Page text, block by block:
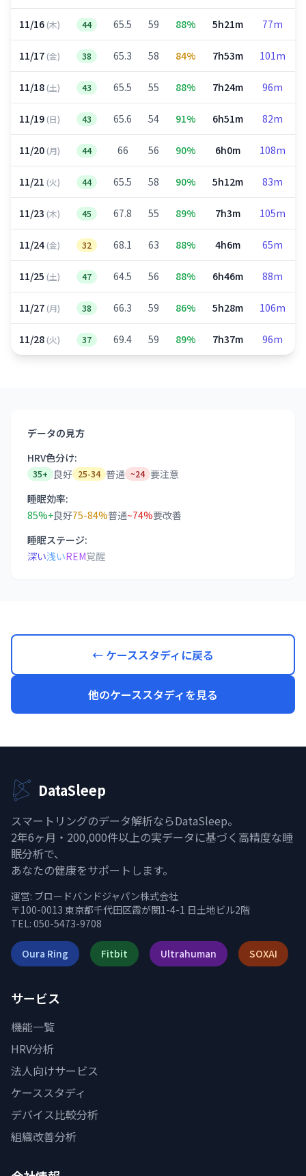
11/16(木) 44 65.5 59 88% 5h21m 77m
11/17(金) 38 65.3 58 84% 7h53m 101m
11/18(土) 43 65.5 55 88% 7h24m 96m
11/19(日) 43 65.6 54 91% 6h51m 82m
11/20(月) 44 66 56 90% 6h0m 108m
11/21 (火) 44 65.5 58 90% 5h12m 83m
11/23 (木) 45 67.8 55 89% 7h3m 105m
11/24(金) 32 68.1 63 88% 4h6m 65m
11/25 (土) 47 64.5 56 88% 6h46m 88m
11/27(月) 38 66.3 59 86% 5h28m 106m
11/28(火) 37 69.4 59 89% 7h37m 96m
データの見方
HRV色分け:
35+ 良好 25-34 普通 ~24 要注意
睡眠効率:
85%+良好75-84%普通~74%要改善
睡眠ステージ:
深い浅いREM覚醒
← ケーススタディに戻る
他のケーススタディを見る
DataSleep
スマートリングのデータ解析ならDataSleep。
2年6ヶ月・200,000件以上の実データに基づく高精度な睡
眠分析で、
あなたの健康をサポートします。
運営: ブロードバンドジャパン株式会社
〒100-0013 東京都千代田区霞が関1-4-1 日土地ビル2階
TEL: 050-5473-9708
Oura Ring Fitbit Ultrahuman SOXAI
サービス
機能一覧
HRV分析
法人向けサービス
ケーススタディ
デバイス比較分析
組織改善分析